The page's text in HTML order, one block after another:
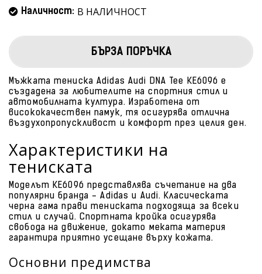
Наличност: В НАЛИЧНОСТ
БЪРЗА ПОРЪЧКА
Мъжката тениска Adidas Audi DNA Tee KE6096 е
създадена за любителите на спортния стил и
автомобилната култура. Изработена от
висококачествен памук, тя осигурява отлична
въздухопропускливост и комфорт през целия ден.
Характеристики на
тениската
Моделът KE6096 представлява съчетание на два
популярни бранда - Adidas и Audi. Класическата
черна гама прави тениската подходяща за всеки
стил и случай. Спортната кройка осигурява
свобода на движение, докато меката материя
гарантира приятно усещане върху кожата.
Основни предимства